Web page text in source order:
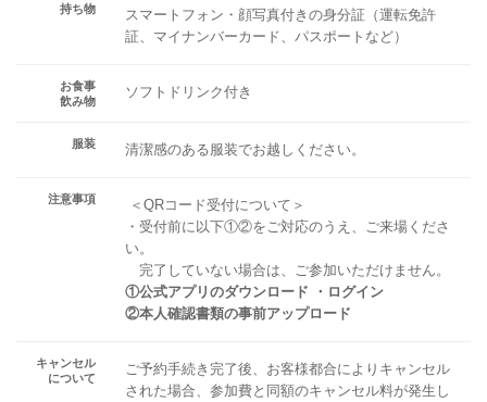
持ち物
スマートフォン・顔写真付きの身分証（運転免許
証、マイナンバーカード、パスポートなど）
お食事
飲み物
ソフトドリンク付き
服装 清潔感のある服装でお越しください。
注意事項
＜QRコード受付について＞
・受付前に以下①②をご対応のうえ、ご来場くださ
い。
完了していない場合は、ご参加いただけません。
①公式アプリのダウンロード ・ログイン
②本人確認書類の事前アップロード
キャンセル
について
ご予約手続き完了後、お客様都合によりキャンセル
された場合、参加費と同額のキャンセル料が発生し